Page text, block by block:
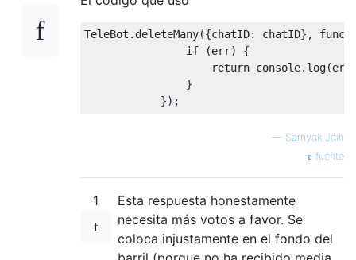
TeleBot . deleteMany({chatID: chatID},
if
(err)
{
return console. log(err
}
});
— Samyak Jain
fuente
1
Esta respuesta honestamente
necesita más votos a favor. Se
coloca injustamente en el fondo del